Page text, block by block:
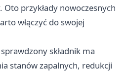
przykłady nowoczesnych
włączyć do swojej
składnik ma
stanów zapalnych, redukcji